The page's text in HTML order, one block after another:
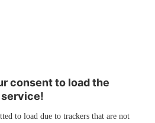
consent to load the
service!
to load due to trackers that are not